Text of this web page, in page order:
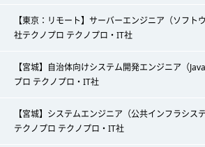
【東京：リモート】サーバーエンジニア（ソフト
社テクノプロ テクノプロ・IT社
【宮城】自治体向けシステム開発エンジニア（
プロ テクノプロ・IT社
【宮城】システムエンジニア（公共インフラシス
テクノプロ テクノプロ・IT社